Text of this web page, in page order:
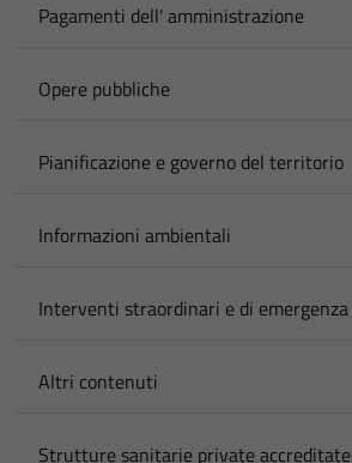
Pagamenti dell' amministrazione
Opere pubbliche
Pianificazione e governo del territorio
Informazioni ambientali
Interventi straordinari e di emergenza
Altri contenuti
Strutture sanitarie private accreditate